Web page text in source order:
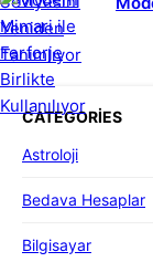
CATEGORIES
Astroloji
Bedava Hesaplar
Bilgisayar